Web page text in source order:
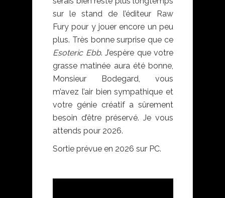
sur le stand de l’éditeur Raw
Fury pour y jouer encore un peu
plus. Très bonne surprise que ce
Esoteric Ebb. J’espère que votre
grasse matinée aura été bonne,
Monsieur Bodegard, vous
m’avez l’air bien sympathique et
votre génie créatif a sûrement
besoin d’être préservé. Je vous
attends pour 2026.
Sortie prévue en 2026 sur PC.